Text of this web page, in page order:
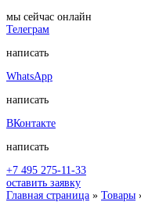
мы сейчас онлайн
Телеграм
написать
WhatsApp
написать
ВКонтакте
написать
+7 495 275-11-33
оставить заявку
Главная страница » Товары